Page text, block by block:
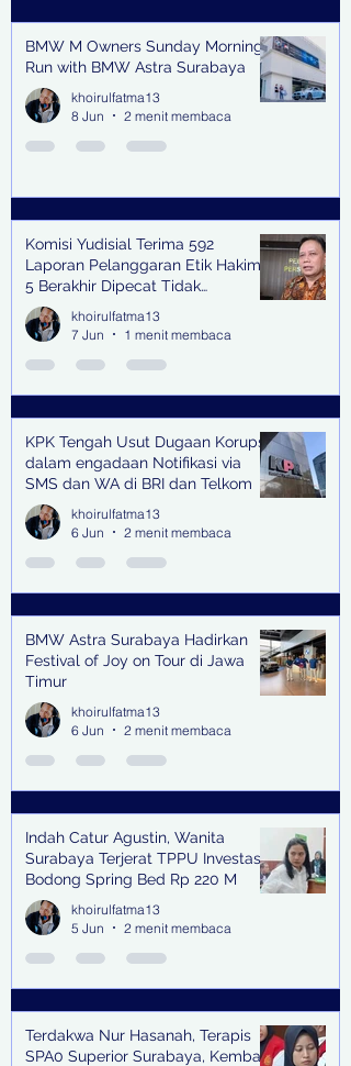
BMW M Owners Sunday Morning
Run with BMW Astra Surabaya
khoirulfatma13
8 Jun
2 menit membaca
Komisi Yudisial Terima 592
Laporan Pelanggaran Etik Hakim,
5 Berakhir Dipecat Tidak
Terhormat
khoirulfatma13
7 Jun
1 menit membaca
KPK Tengah Usut Dugaan Korupsi
dalam engadaan Notifikasi via
SMS dan WA di BRI dan Telkom
khoirulfatma13
6 Jun
2 menit membaca
BMW Astra Surabaya Hadirkan
Festival of Joy on Tour di Jawa
Timur
khoirulfatma13
6 Jun
2 menit membaca
Indah Catur Agustin, Wanita
Surabaya Terjerat TPPU Investasi
Bodong Spring Bed Rp 220 M
khoirulfatma13
5 Jun
2 menit membaca
Terdakwa Nur Hasanah, Terapis
SPA0 Superior Surabaya, Kembali